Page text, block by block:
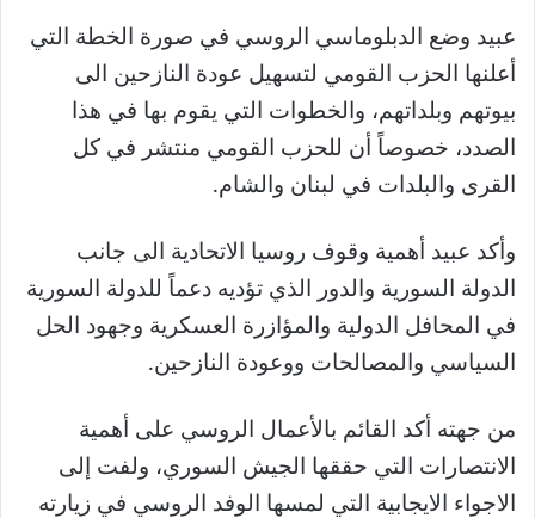
عبيد وضع الدبلوماسي الروسي في صورة الخطة التي
أعلنها الحزب القومي لتسهيل عودة النازحين الى
بيوتهم وبلداتهم، والخطوات التي يقوم بها في هذا
الصدد، خصوصاً أن للحزب القومي منتشر في كل
القرى والبلدات في لبنان والشام.
وأكد عبيد أهمية وقوف روسيا الاتحادية الى جانب
الدولة السورية والدور الذي تؤديه دعماً للدولة السورية
في المحافل الدولية والمؤازرة العسكرية وجهود الحل
السياسي والمصالحات ووعودة النازحين.
من جهته أكد القائم بالأعمال الروسي على أهمية
الانتصارات التي حققها الجيش السوري، ولفت إلى
الاجواء الايجابية التي لمسها الوفد الروسي في زيارته